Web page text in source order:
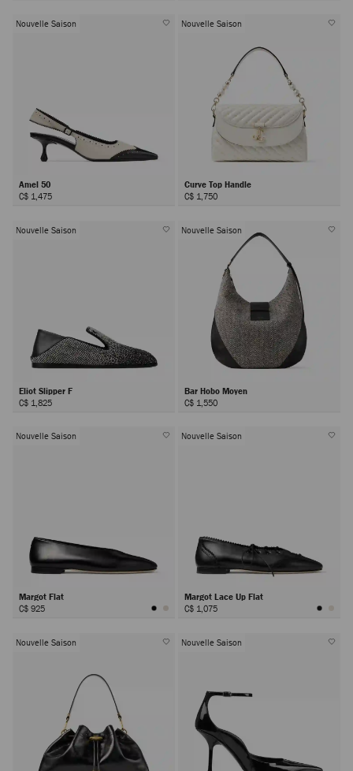
Nouvelle Saison
Amel 50
C$ 1,475
Nouvelle Saison
Curve Top Handle
C$ 1,750
Nouvelle Saison
Eliot Slipper F
C$ 1,825
Nouvelle Saison
Bar Hobo Moyen
C$ 1,550
Nouvelle Saison
Margot Flat
C$ 925
Nouvelle Saison
Margot Lace Up Flat
C$ 1,075
Nouvelle Saison Nouvelle Saison